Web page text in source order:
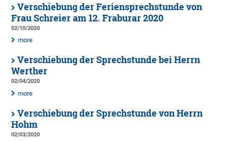
Verschiebung der Feriensprechstunde von
Frau Schreier am 12. Fraburar 2020
02/10/2020
more
Verschiebung der Sprechstunde bei Herrn
Werther
02/04/2020
more
Verschiebung der Sprechstunde von Herrn
Hohm
02/03/2020